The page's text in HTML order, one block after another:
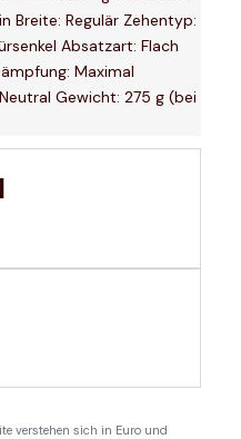
Breite: Regulär Zehentyp:
Absatzart: Flach
Maximal
Gewicht: 275 g (bei
verstehen sich in Euro und